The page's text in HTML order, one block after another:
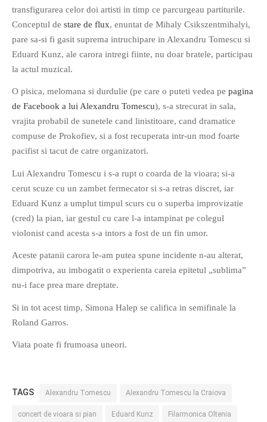
transfigurarea celor doi artisti in timp ce parcurgeau partiturile.
Conceptul de stare de flux, enuntat de Mihaly Csikszentmihalyi,
pare sa-si fi gasit suprema intruchipare in Alexandru Tomescu si
Eduard Kunz, ale carora intregi fiinte, nu doar bratele, participau
la actul muzical.
O pisica, melomana si durdulie (pe care o puteti vedea pe pagina
de Facebook a lui Alexandru Tomescu), s-a strecurat in sala,
vrajita probabil de sunetele cand linistitoare, cand dramatice
compuse de Prokofiev, si a fost recuperata intr-un mod foarte
pacifist si tacut de catre organizatori.
Lui Alexandru Tomescu i s-a rupt o coarda de la vioara; si-a
cerut scuze cu un zambet fermecator si s-a retras discret, iar
Eduard Kunz a umplut timpul scurs cu o superba improvizatie
(cred) la pian, iar gestul cu care l-a intampinat pe colegul
violonist cand acesta s-a intors a fost de un fin umor.
Aceste patanii carora le-am putea spune incidente n-au alterat,
dimpotriva, au imbogatit o experienta careia epitetul „sublima”
nu-i face prea mare dreptate.
Si in tot acest timp, Simona Halep se califica in semifinale la
Roland Garros.
Viata poate fi frumoasa uneori.
TAGS Alexandru Tomescu Alexandru Tomescu la Craiova
concert de vioara si pian Eduard Kunz Filarmonica Oltenia